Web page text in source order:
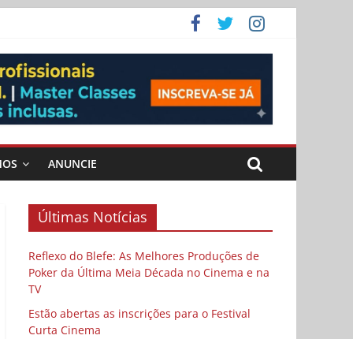
ANUNCIE
Últimas Notícias
Reflexo do Blefe: As Melhores Produções de
Poker da Última Meia Década no Cinema e na
TV
Estão abertas as inscrições para o Festival
Curta Cinema